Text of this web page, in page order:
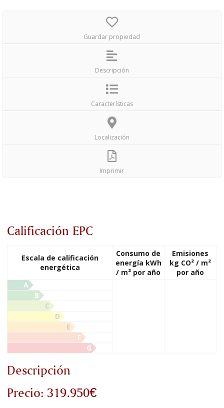
Guardar propiedad
Descripción
Características
Localización
Imprimir
Calificación EPC
Escala de calificación
energética
Consumo de
energía kWh
/ m² por año
Emisiones
kg CO² / m²
por año
A
B
C
D
E
F
G
Descripción
Precio: 319.950€